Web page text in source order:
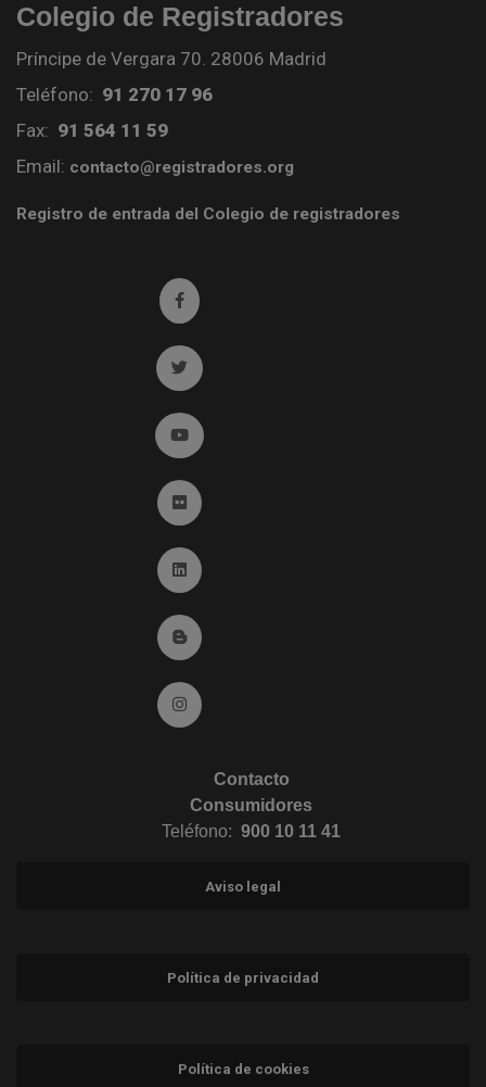
Colegio de Registradores
Príncipe de Vergara 70. 28006 Madrid
Teléfono: 91 270 17 96
Fax: 91 564 11 59
Email: contacto@registradores.org
Registro de entrada del Colegio de registradores
Ir a facebook (abre en ventana nueva)
Ir a twitter (abre en ventana nueva)
Ir a YouTube (abre en ventana nueva)
Ir a Flickr (abre en ventana nueva)
Ir a Linkedin (abre en ventana nueva)
Ir al Blog (abre en ventana nueva)
Ir a Instagram (abre en ventana nueva)
Contacto
Consumidores
Teléfono: 900 10 11 41
Aviso legal
Política de privacidad
Política de cookies